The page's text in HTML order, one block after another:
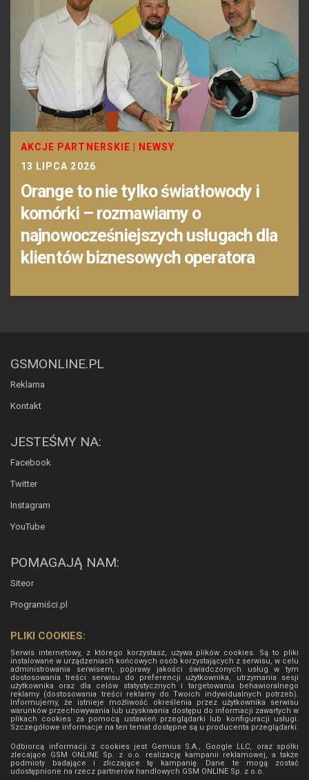
AKCJE PARTNERSKIE
NEWSY
13 LIPCA 2026
Orange to nie tylko światłowody i
komórki – rozmawiamy o
najnowocześniejszych usługach dla
klientów biznesowych operatora
GSMONLINE.PL
Reklama
Kontakt
JESTEŚMY NA:
Facebook
Twitter
Instagram
YouTube
POMAGAJĄ NAM:
Siteor
Programiści.pl
PLIKI COOKIES:
Serwis internetowy, z którego korzystasz, używa plików cookies. Są to pliki
instalowane w urządzeniach końcowych osób korzystających z serwisu, w celu
administrowania serwisem, poprawy jakości świadczonych usług w tym
dostosowania treści serwisu do preferencji użytkownika, utrzymania sesji
użytkownika oraz dla celów statystycznych i targetowania behawioralnego
reklamy (dostosowania treści reklamy do Twoich indywidualnych potrzeb).
Informujemy, że istnieje możliwość określenia przez użytkownika serwisu
warunków przechowywania lub uzyskiwania dostępu do informacji zawartych w
plikach cookies za pomocą ustawień przeglądarki lub konfiguracji usługi.
Szczegółowe informacje na ten temat dostępne są u producenta przeglądarki.
Odbiorcą informacji z cookies jest Gemius S.A., Google LLC, oraz spółki
zlecające GSM ONLINE Sp. z o.o. realizację kampanii reklamowej, a także
podmioty badające i zliczające tę kampanię. Dane te mogą zostać
udostępnione na rzecz partnerów handlowych GSM ONLINE Sp. z o.o.